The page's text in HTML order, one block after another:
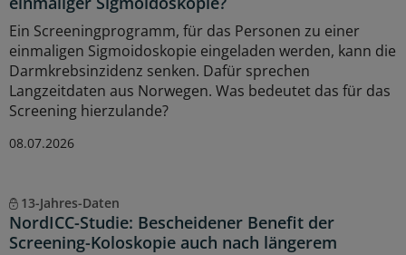
Ein Screeningprogramm, für das Personen zu einer
einmaligen Sigmoidoskopie eingeladen werden, kann die
Darmkrebsinzidenz senken. Dafür sprechen
Langzeitdaten aus Norwegen. Was bedeutet das für das
Screening hierzulande?
08.07.2026
13-Jahres-Daten
NordICC-Studie: Bescheidener Benefit der
Screening-Koloskopie auch nach längerem